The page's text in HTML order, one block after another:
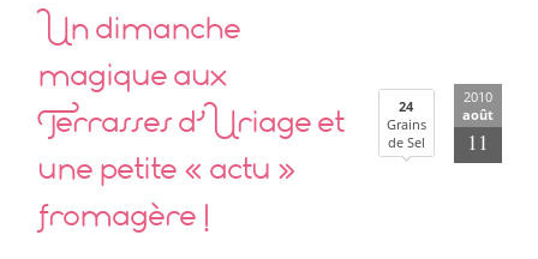
Un dimanche
magique aux
Terrasses d’Uriage et
une petite « actu »
fromagère !
24
Grains
de Sel
2010
août
11